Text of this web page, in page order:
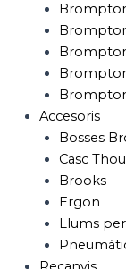
Accesoris
Bosses
Casc
Brooks
Ergon
Llums